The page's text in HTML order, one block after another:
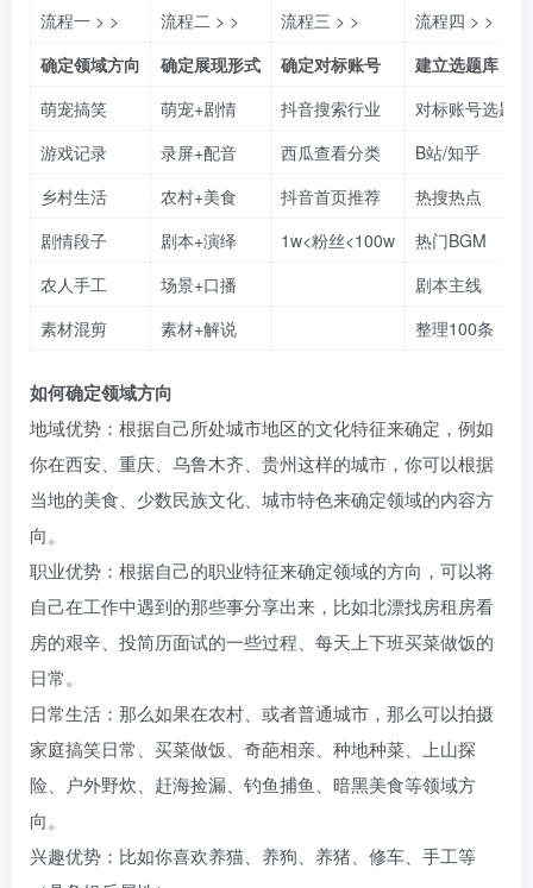
流程一 > > 流程二 > >​ 流程三 > >​
流程四 > >​
确定领域方向
确定展现形式 确定对标账号
建立选题库
萌宠搞笑
萌宠+剧情 抖音搜索行业
对标账号选题
游戏记录
录屏+配音 西瓜查看分类
B站/知乎
乡村生活
农村+美食 抖音首页推荐
热搜热点
剧情段子
剧本+演绎 1w<粉丝<100w
热门BGM
农人手工
场景+口播
剧本主线
素材混剪
素材+解说 整理100条
如何确定领域方向​
地域优势：根据自己所处城市地区的文化特征来确定，例如
你在西安、重庆、乌鲁木齐、贵州这样的城市，你可以根据
当地的美食、少数民族文化、城市特色来确定领域的内容方
向。​
职业优势：根据自己的职业特征来确定领域的方向，可以将
自己在工作中遇到的那些事分享出来，比如北漂找房租房看
房的艰辛、投简历面试的一些过程、每天上下班买菜做饭的
日常。​
日常生活：那么如果在农村、或者普通城市，那么可以拍摄
家庭搞笑日常、买菜做饭、奇葩相亲、种地种菜、上山探
险、户外野炊、赶海捡漏、钓鱼捕鱼、暗黑美食等领域方
向。​
兴趣优势：比如你喜欢养猫、养狗、养猪、修车、手工等